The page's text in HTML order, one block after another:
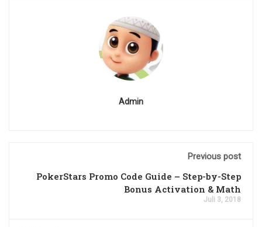
Admin
Previous post
PokerStars Promo Code Guide – Step-by-Step
Bonus Activation & Math
Juli 3, 2018